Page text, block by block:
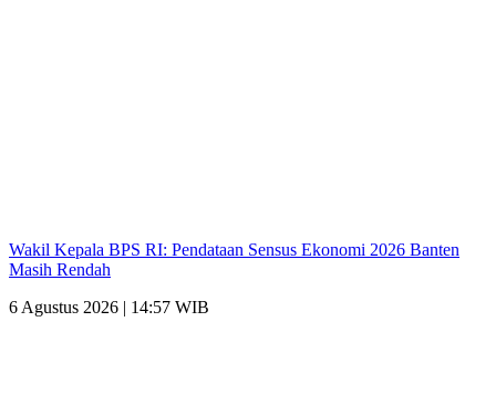
Wakil Kepala BPS RI: Pendataan Sensus Ekonomi 2026 Banten
Masih Rendah
6 Agustus 2026 | 14:57 WIB